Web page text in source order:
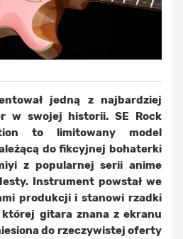
jedną z najbardziej
w swojej historii. SE Rock
to limitowany model
do fikcyjnej bohaterki
z popularnej serii anime
Instrument powstał we
produkcji i stanowi rzadki
gitara znana z ekranu
do rzeczywistej oferty